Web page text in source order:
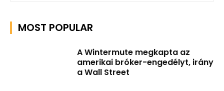
MOST POPULAR
A Wintermute megkapta az
amerikai bróker-engedélyt, irány
a Wall Street